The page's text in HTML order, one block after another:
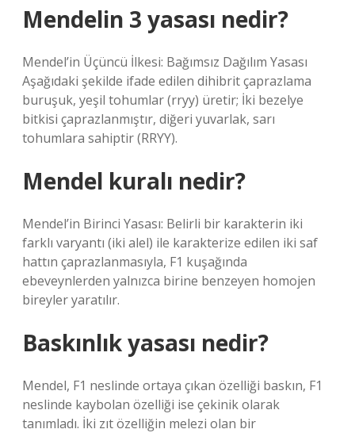
Mendelin 3 yasası nedir?
Mendel’in Üçüncü İlkesi: Bağımsız Dağılım Yasası
Aşağıdaki şekilde ifade edilen dihibrit çaprazlama
buruşuk, yeşil tohumlar (rryy) üretir; İki bezelye
bitkisi çaprazlanmıştır, diğeri yuvarlak, sarı
tohumlara sahiptir (RRYY).
Mendel kuralı nedir?
Mendel’in Birinci Yasası: Belirli bir karakterin iki
farklı varyantı (iki alel) ile karakterize edilen iki saf
hattın çaprazlanmasıyla, F1 kuşağında
ebeveynlerden yalnızca birine benzeyen homojen
bireyler yaratılır.
Baskınlık yasası nedir?
Mendel, F1 neslinde ortaya çıkan özelliği baskın, F1
neslinde kaybolan özelliği ise çekinik olarak
tanımladı. İki zıt özelliğin melezi olan bir